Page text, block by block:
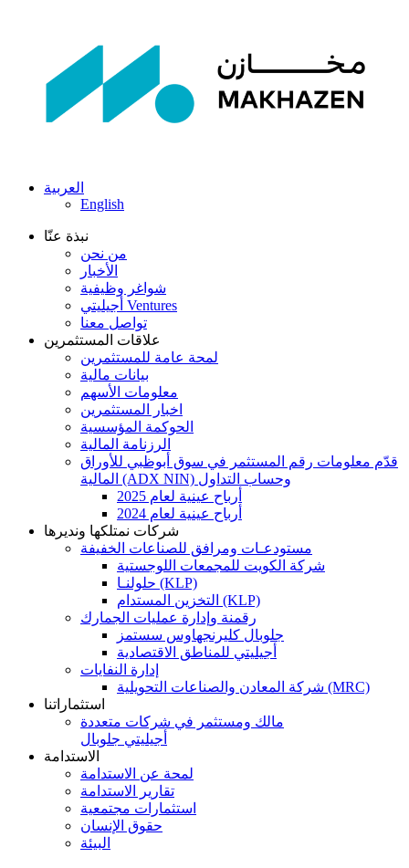
العربية
English
نبذة عنّا
من نحن
الأخبار
شواغر وظيفية
أجيليتي Ventures
تواصل معنا
علاقات المستثمرين
لمحة عامة للمستثمرين
بيانات مالية
معلومات الأسهم
اخبار المستثمرين
الحوكمة المؤسسية
الرزنامة المالية
قدّم معلومات رقم المستثمر في سوق أبوظبي للأوراق
المالية (ADX NIN) وحساب التداول
أرباح عينية لعام 2025
أرباح عينية لعام 2024
شركات نمتلكها ونديرها
مستودعـات ومرافق للصناعات الخفيفة
شركة الكويت للمجمعات اللوجستية
حلولنـا (KLP)
التخزين المستدام (KLP)
رقمنة وإدارة عمليات الجمارك
جلوبال كليرنجهاوس سستمز
أجيليتي للمناطق الاقتصادية
إدارة النفايات
شركة المعادن والصناعات التحويلية (MRC)
استثماراتنا
مالك ومستثمر في شركات متعددة
أجيليتي جلوبال
الاستدامة
لمحة عن الاستدامة
تقارير الاستدامة
استثمارات مجتمعية
حقوق الإنسان
البيئة